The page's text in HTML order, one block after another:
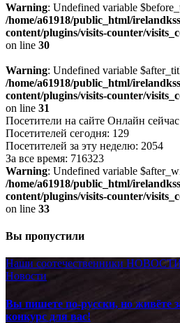
Warning: Undefined variable
/home/a61918/public_html/
content/plugins/visits-counter/
on line 30
Warning: Undefined variable
/home/a61918/public_html/
content/plugins/visits-counter/
on line 31
Посетители на сайте Онлайн
Посетителей сегодня: 129
Посетителей за эту неделю: 2054
За все время: 716323
Warning: Undefined variable
/home/a61918/public_html/
content/plugins/visits-counter/
on line 33
Вы пропустили
Наши соотечественники
Новости
Вы пишете по-русски, но живёте
конкурс для вас!